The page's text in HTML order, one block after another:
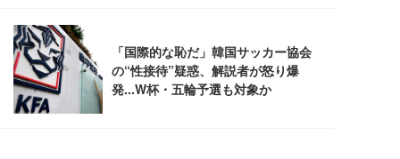
ワーク チェア 強化バックレスト 30度ロッキング機
能 人間工学 椅子 腰サポート 90度跳ね上げ式アーム
レスト 3Dヘッドレスト ハンガー付き 高反発クッシ
￥7,680
ー フルHD（1920×1080）VA 非光沢 HDMI/DisplayP
ort/VGA スピーカー内蔵 高さ調整 スイベル VESA対
応 ComfortView ビジネス向け
￥15,800
限定】 Smart Basic アイリスオーヤマ ペットシーツ
超厚型 お徳用 ワイド 100枚入 (x 1) (ケース販売)
￥3,670